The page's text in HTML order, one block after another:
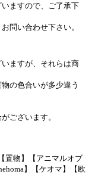
ますので、ご了承下
問い合わせ下さい。
ますが、それらは商
の色合いが多少違う
ございます。
置物】【アニマルオブ
】【ケオマ】【欧